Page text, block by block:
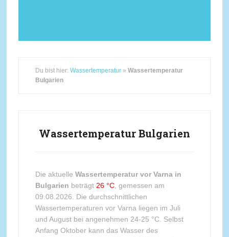
Du bist hier: Wassertemperatur» Wassertemperatur
Bulgarien
Wassertemperatur Bulgarien
Die aktuelle Wassertemperatur vor Varna in
Bulgarien beträgt 26 °C, gemessen am
09.08.2026. Die durchschnittlichen
Wassertemperaturen vor Varna liegen im Juli
und August bei angenehmen 24-25 °C. Selbst
Anfang Oktober kann das Wasser des